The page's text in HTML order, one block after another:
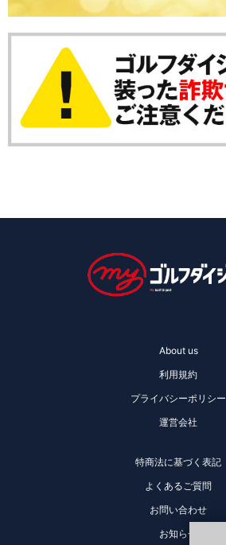
About us
利用規約
プライバシーポリシー
運営会社
特商法に基づく表記
よくあるご質問
お問い合わせ
お知らせ